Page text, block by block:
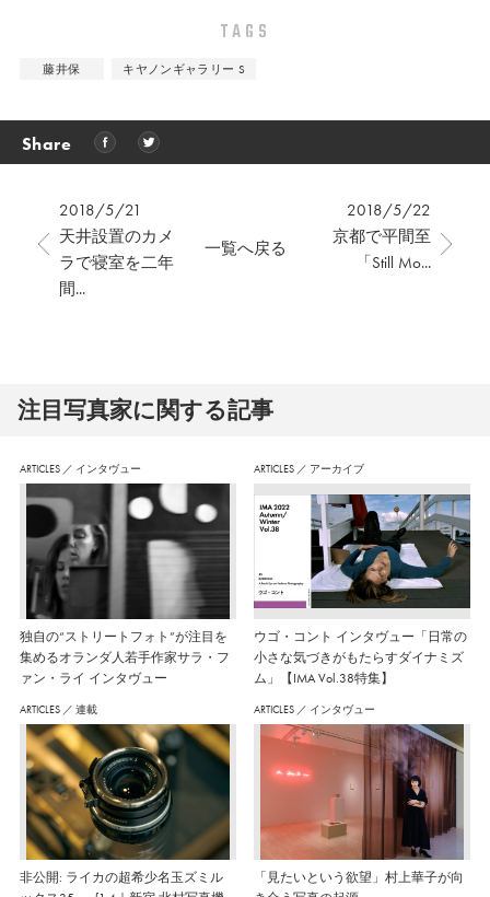
TAGS
藤井保 キヤノンギャラリー S
Share
2018/5/21
天井設置のカメ
ラで寝室を二年
間...
2018/5/22
京都で平間至
「Still Mo...
一覧へ戻る
注⽬写真家に関する記事
ARTICLES ／ インタヴュー
独自の“ストリートフォト”が注目を
集めるオランダ人若手作家サラ・フ
ァン・ライ インタヴュー
ARTICLES ／ アーカイブ
ウゴ・コント インタヴュー「日常の
小さな気づきがもたらすダイナミズ
ム」【IMA Vol.38特集】
ARTICLES ／ 連載
非公開: ライカの超希少名玉ズミル
ARTICLES ／ インタヴュー
「見たいという欲望」村上華子が向